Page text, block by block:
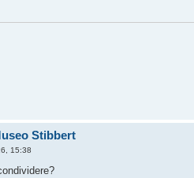
Stibbert
15:38